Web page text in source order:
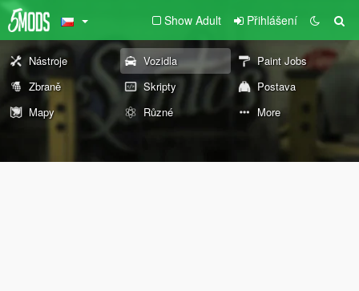
Show Adult Přihlášení
Nástroje Vozidla
Paint Jobs
Zbraně
Skripty
Postava
Mapy
Různé More